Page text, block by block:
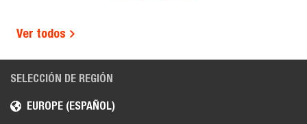
Ver todos
SELECCIÓN DE REGIÓN
EUROPE (ESPAÑOL)